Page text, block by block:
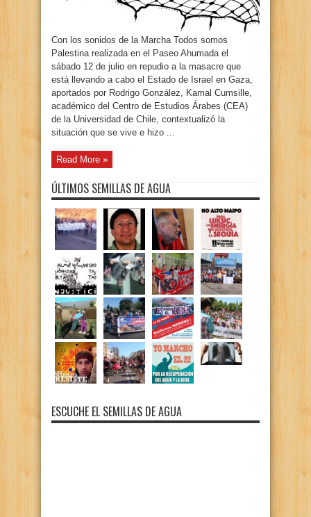
Con los sonidos de la Marcha Todos somos
Palestina realizada en el Paseo Ahumada el
sábado 12 de julio en repudio a la masacre que
está llevando a cabo el Estado de Israel en Gaza,
aportados por Rodrigo González, Kamal Cumsille,
académico del Centro de Estudios Árabes (CEA)
de la Universidad de Chile, contextualizó la
situación que se vive e hizo ...
Read More »
ÚLTIMOS SEMILLAS DE AGUA
ESCUCHE EL SEMILLAS DE AGUA